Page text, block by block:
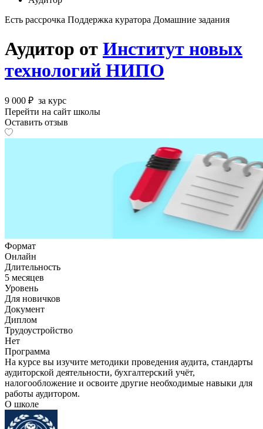
Есть рассрочка Поддержка куратора Домашние задания
Аудитор от Институт новых
технологий НИПО
9 000 ₽ за курс
Перейти на сайт школы
Оставить отзыв
Формат
Онлайн
Длительность
5 месяцев
Уровень
Для новичков
Документ
Диплом
Трудоустройство
Нет
Программа
На курсе вы изучите методики проведения аудита, стандарты
аудиторской деятельности, бухгалтерский учёт,
налогообложение и освоите другие необходимые навыки для
работы аудитором.
О школе